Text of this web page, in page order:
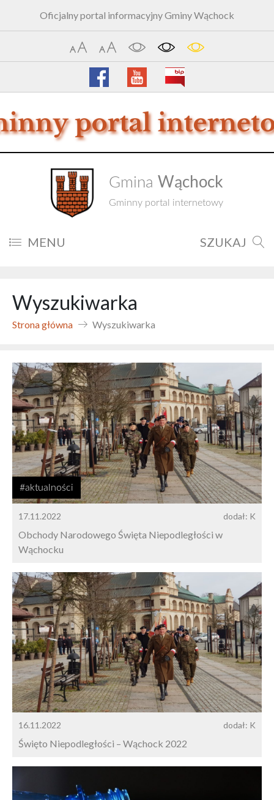
Oficjalny portal informacyjny Gminy Wąchock
Gmina Wąchock
Gminny portal internetowy
MENU SZUKAJ
Wyszukiwarka
Strona główna Wyszukiwarka
#aktualności
17.11.2022 dodał: K
Obchody Narodowego Święta Niepodległości w
Wąchocku
16.11.2022 dodał: K
Święto Niepodległości – Wąchock 2022